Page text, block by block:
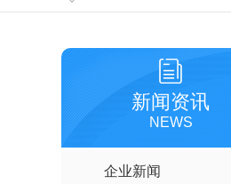
新闻资讯
NEWS
企业新闻